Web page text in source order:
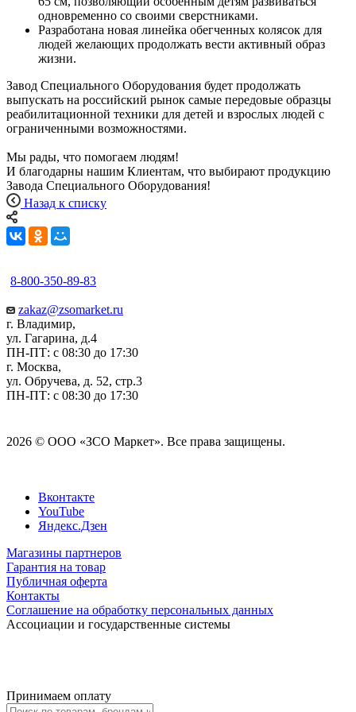
одновременно со своими сверстниками.
Разработана новая линейка обегченных колясок для
людей желающих продолжать вести активный образ
жизни.
Завод Специального Оборудования будет продолжать
выпускать на российский рынок самые передовые образцы
реабилитационной техники для детей и взрослых людей с
ограниченными возможностями.
Мы рады, что помогаем людям!
И благодарны нашим Клиентам, что выбирают продукцию
Завода Специального Оборудования!
Назад к списку
8-800-350-89-83
zakaz@zsomarket.ru
г. Владимир,
ул. Гагарина, д.4
ПН-ПТ: с 08:30 до 17:30
г. Москва,
ул. Обручева, д. 52, стр.3
ПН-ПТ: с 08:30 до 17:30
2026 © ООО «ЗСО Маркет». Все права защищены.
Вконтакте
YouTube
Яндекс.Дзен
Магазины партнеров
Гарантия на товар
Публичная оферта
Контакты
Соглашение на обработку персональных данных
Ассоциации и государственные системы
Принимаем оплату